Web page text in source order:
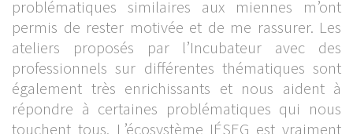
problématiques similaires aux miennes m’ont
permis de rester motivée et de me rassurer. Les
ateliers proposés par l’Incubateur avec des
professionnels sur différentes thématiques sont
également très enrichissants et nous aident à
répondre à certaines problématiques qui nous
touchent tous. L’écosystème IÉSEG est vraiment